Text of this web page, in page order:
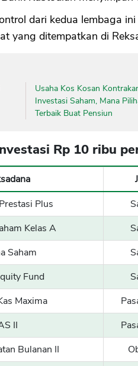
dari kedua lembaga
yang ditempatkan di
Usaha Kos Kosan
Investasi Saham, Mana
Terbaik Buat Pensiun
Rp 10 ribu
Plus
Kelas A
Saham
Fund
Maxima
II
Bulanan II